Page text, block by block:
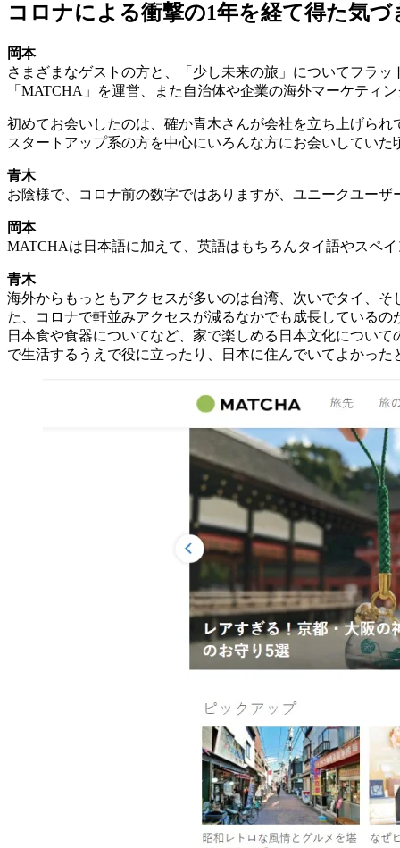
コロナによる衝撃の1年を経て得た気づ
岡本
さまざまなゲストの方と、「少し未来の旅」についてフラ
「MATCHA」を運営、また自治体や企業の海外マーケティ
初めてお会いしたのは、確か青木さんが会社を立ち上げら
スタートアップ系の方を中心にいろんな方にお会いしてい
青木
お陰様で、コロナ前の数字ではありますが、ユニークユー
岡本
MATCHAは日本語に加えて、英語はもちろんタイ語やスペ
青木
海外からもっともアクセスが多いのは台湾、次いでタイ、
た、コロナで軒並みアクセスが減るなかでも成長している
日本食や食器についてなど、家で楽しめる日本文化につい
で生活するうえで役に立ったり、日本に住んでいてよかっ